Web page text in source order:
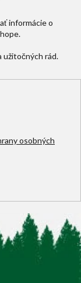
informácie o
osobných